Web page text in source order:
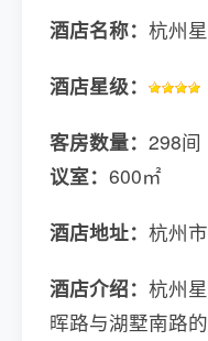
酒店名称： 杭州
酒店星级：
客房数量： 298
议室： 600㎡
酒店地址： 杭州
酒店介绍： 杭州
晖路与湖墅南路